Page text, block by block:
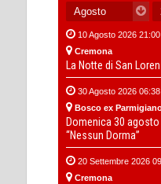
10 Agosto 2026
Cremona
La Notte di San
30 Agosto 2026
Bosco ex
Domenica 30
“Nessun Dorma”
20 Settembre 2026
Cremona